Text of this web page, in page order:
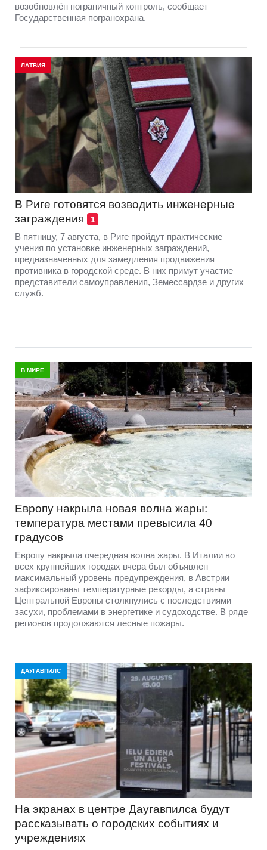
возобновлён пограничный контроль, сообщает
Государственная погранохрана.
ЛАТВИЯ
В Риге готовятся возводить инженерные
заграждения
1
В пятницу, 7 августа, в Риге пройдут практические
учения по установке инженерных заграждений,
предназначенных для замедления продвижения
противника в городской среде. В них примут участие
представители самоуправления, Земессардзе и других
служб.
В МИРЕ
Европу накрыла новая волна жары:
температура местами превысила 40
градусов
Европу накрыла очередная волна жары. В Италии во
всех крупнейших городах вчера был объявлен
максимальный уровень предупреждения, в Австрии
зафиксированы температурные рекорды, а страны
Центральной Европы столкнулись с последствиями
засухи, проблемами в энергетике и судоходстве. В ряде
регионов продолжаются лесные пожары.
ДАУГАВПИЛС
На экранах в центре Даугавпилса будут
рассказывать о городских событиях и
учреждениях